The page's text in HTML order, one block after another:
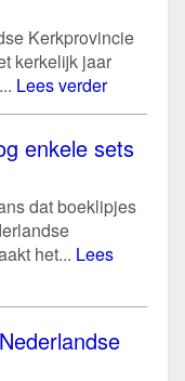
Kerkprovincie
kerkelijk jaar
Lees verder
enkele sets
dat boeklipjes
het... Lees